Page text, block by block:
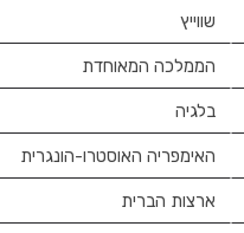
שווייץ
הממלכה המאוחדת
בלגיה
האימפריה האוסטרו-הונגרית
ארצות הברית